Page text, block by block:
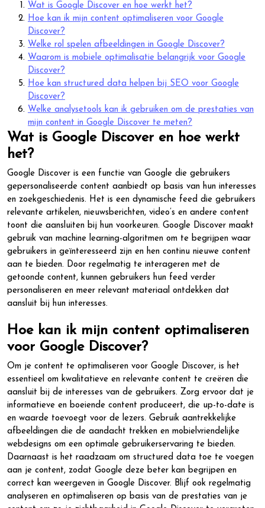
Wat is Google Discover en hoe werkt het?
Hoe kan ik mijn content optimaliseren voor Google
Discover?
Welke rol spelen afbeeldingen in Google Discover?
Waarom is mobiele optimalisatie belangrijk voor Google
Discover?
Hoe kan structured data helpen bij SEO voor Google
Discover?
Welke analysetools kan ik gebruiken om de prestaties van
mijn content in Google Discover te meten?
Wat is Google Discover en hoe werkt
het?
Google Discover is een functie van Google die gebruikers
gepersonaliseerde content aanbiedt op basis van hun interesses
en zoekgeschiedenis. Het is een dynamische feed die gebruikers
relevante artikelen, nieuwsberichten, video’s en andere content
toont die aansluiten bij hun voorkeuren. Google Discover maakt
gebruik van machine learning-algoritmen om te begrijpen waar
gebruikers in geïnteresseerd zijn en hen continu nieuwe content
aan te bieden. Door regelmatig te interageren met de
getoonde content, kunnen gebruikers hun feed verder
personaliseren en meer relevant materiaal ontdekken dat
aansluit bij hun interesses.
Hoe kan ik mijn content optimaliseren
voor Google Discover?
Om je content te optimaliseren voor Google Discover, is het
essentieel om kwalitatieve en relevante content te creëren die
aansluit bij de interesses van de gebruikers. Zorg ervoor dat je
informatieve en boeiende content produceert, die up-to-date is
en waarde toevoegt voor de lezers. Gebruik aantrekkelijke
afbeeldingen die de aandacht trekken en mobielvriendelijke
webdesigns om een optimale gebruikerservaring te bieden.
Daarnaast is het raadzaam om structured data toe te voegen
aan je content, zodat Google deze beter kan begrijpen en
correct kan weergeven in Google Discover. Blijf ook regelmatig
analyseren en optimaliseren op basis van de prestaties van je